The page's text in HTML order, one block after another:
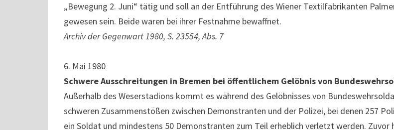
„Bewegung 2. Juni“ tätig und soll an der Entführung des Wiener Textilfabrikanten
gewesen sein. Beide waren bei ihrer Festnahme bewaffnet.
Archiv der Gegenwart 1980, S. 23554, Abs. 7
6. Mai 1980
Schwere Ausschreitungen in Bremen bei öffentlichem Gelöbnis von
Außerhalb des Weserstadions kommt es während des Gelöbnisses von
schweren Zusammenstößen zwischen Demonstranten und der Polizei, bei denen 257
ein Soldat und mindestens 50 Demonstranten zum Teil erheblich verletzt werden. Zuvor